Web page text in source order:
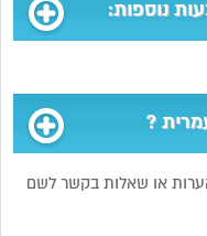
נוספות:
?
או שאלות בקשר לשם